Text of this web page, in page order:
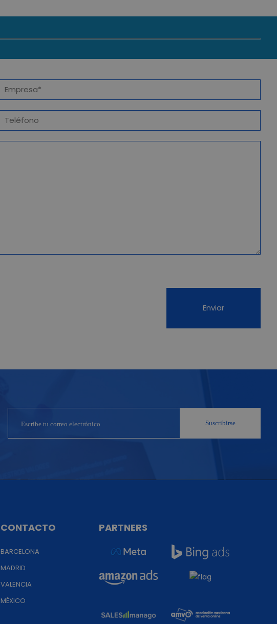
CONTACTO
BARCELONA
MADRID
VALENCIA
MÉXICO
PARTNERS